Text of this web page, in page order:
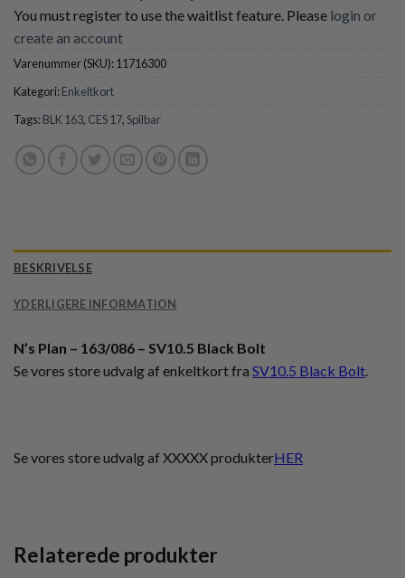
You must register to use the waitlist feature. Please login or
create an account
Varenummer (SKU):11716300
Kategori:Enkeltkort
Tags:BLK 163, CES 17,Spilbar
BESKRIVELSE
YDERLIGERE INFORMATION
N’s Plan – 163/086 – SV10.5 Black Bolt
Se vores store udvalg af enkeltkort fra SV10.5 Black Bolt.
Se vores store udvalg af XXXXX produkterHER
Relaterede produkter